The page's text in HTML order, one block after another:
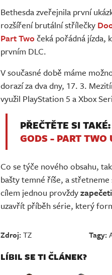
Bethesda zveřejnila první
rozšíření brutální střílečky
Part Two čeká pořádná jízda,
prvním DLC.
V současné době máme
dorazí za dva dny, 17. 3.
využil PlayStation 5 a Xbox
PŘEČTĚTE SI TAKÉ:
GODS - PART TWO
Co se týče nového obsahu,
bašty temné říše, a
cílem jednou provždy
uzavřít příběh série, který
Zdroj:TZ Tagy:
LÍBIL SE TI ČLÁNEK?